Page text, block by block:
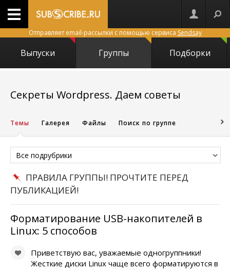
Отправляет email-рассылки с помощью сервиса Sendsay
Выпуски Группы Подборки
Секреты Wordpress. Даем советы
Темы Галерея Файлы Поиск по группе
Все подрубрики
ПРАВИЛА ГРУППЫ! ПРОЧТИТЕ ПЕРЕД
ПУБЛИКАЦИЕЙ!
Форматирование USB-накопителей в
Linux: 5 способов
Приветствую вас, уважаемые одногруппники!
Жесткие диски Linux чаще всего форматируются в